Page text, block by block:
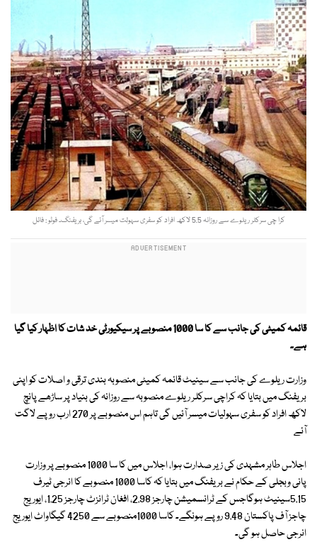
کرا چی سرکلر ریلوے سے روزانہ 5.5 لاکھ افراد کو سفری سہولت میسر آئے گی، بریفنگ۔ فوٹو : فائل
قائمہ کمیٹی کی جانب سے کا سا 1000 منصوبے پر سیکیورٹی خد شات کا اظہار کیا گیا
ہے۔
وزارت ریلوے کی جانب سے سینیٹ قائمہ کمیٹی منصوبہ بندی ترقی و اصلات کو اپنی
بریفنگ میں بتایا کہ کراچی سرکلر ریلوے منصوبہ سے روزانہ کی بنیاد پر ساڑھے پانچ
لاکھ افراد کو سفری سہولیات میسر آئیں گی تاہم اس منصوبے پر 270 ارب روپے لاگت
آئے
اجلاس طاہر مشہدی کی زیر صدارت ہوا، اجلاس میں کا سا 1000 منصوبے پر وزارت
پانی وبجلی کے حکام نے بریفنگ میں بتایا کہ کاسا 1000 منصوبے کا انرجی ٹیرف
5.15سینیٹ ہوگاجس کے ٹرانسمیشن چارجز 2.98، افغان ٹرانزٹ چارجز 1.25، ایوریج
چاجز آف پاکستان 9.48 روپے ہونگے۔ کاسا 1000منصوبے سے 4250 گیگاواٹ ایوریج
انرجی حاصل ہو گی۔